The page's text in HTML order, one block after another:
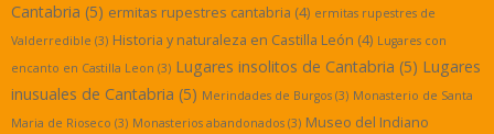
Cantabria (5) ermitas rupestres cantabria (4) ermitas rupestres de
Valderredible (3) Historia y naturaleza en Castilla León (4) Lugares con
encanto en Castilla Leon (3) Lugares insolitos de Cantabria (5) Lugares
inusuales de Cantabria (5) Merindades de Burgos (3) Monasterio de Santa
Maria de Rioseco (3) Monasterios abandonados (3) Museo del Indiano